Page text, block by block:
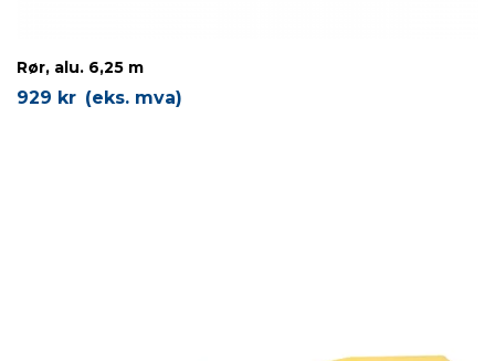
Rør, alu. 6,25 m
929 kr (eks. mva)